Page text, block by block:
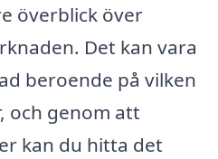
överblick över
Det kan vara
beroende på vilken
och genom att
kan du hitta det